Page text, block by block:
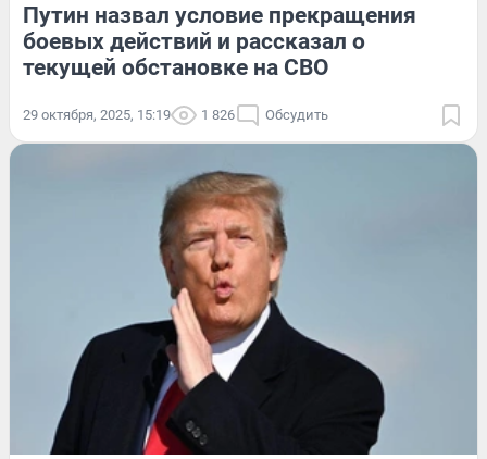
Путин назвал условие прекращения
боевых действий и рассказал о
текущей обстановке на СВО
29 октября, 2025, 15:19 1 826 Обсудить